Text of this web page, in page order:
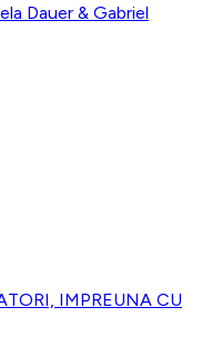
Dauer & Gabriel
IMPREUNA CU